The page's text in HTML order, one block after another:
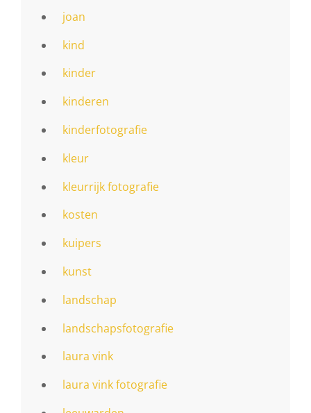
joan
kind
kinder
kinderen
kinderfotografie
kleur
kleurrijk fotografie
kosten
kuipers
kunst
landschap
landschapsfotografie
laura vink
laura vink fotografie